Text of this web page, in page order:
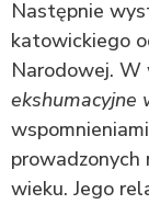
Następnie
katowickiego
Narodowej. W
ekshumacyjne
wieku. Jego